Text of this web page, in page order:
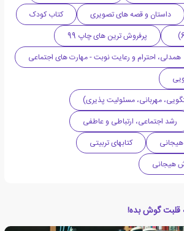
داستان و قصه های تصویری
کتاب کودک
پرفروش ترین های چاپ 99
همدلی، احترام و رعایت نوبت - مهارت های اجتماعی
مهربانی، مسئولیت پذیری)
رشد اجتماعی، ارتباطی و عاطفی
کتابهای تربیتی
هیجانی
قلبت گوش بده!